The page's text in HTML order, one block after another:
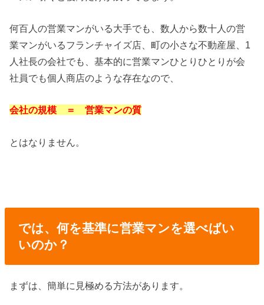
何百人の営業マンがいる大手でも、数人から数十人の営
業マンがいるフランチャイズ店、町の小さな不動産屋、1
人社長の会社でも、基本的に営業マンひとりひとりが会
社員でも個人商店のような存在なので、
会社の規模 ＝ 営業マンの質
とはなりません。
では、何を基準に営業マンを選べばい
いのか？
まずは、簡単に見極める方法があります。